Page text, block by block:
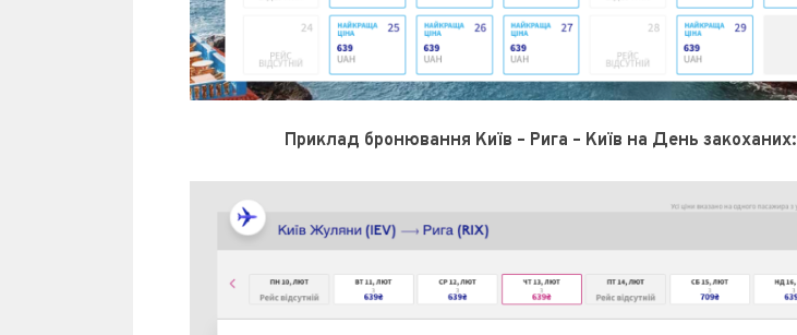
Приклад бронювання Київ – Рига – Київ на День закоханих: